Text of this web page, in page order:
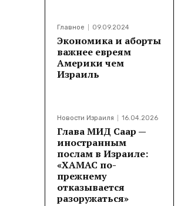
Главное 09.09.2024
Экономика и аборты
важнее евреям
Америки чем
Израиль
Новости Израиля 16.04.2026
Глава МИД Саар —
иностранным
послам в Израиле:
«ХАМАС по-
прежнему
отказывается
разоружаться»